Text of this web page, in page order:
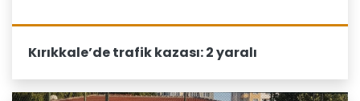
Kırıkkale’de trafik kazası: 2 yaralı